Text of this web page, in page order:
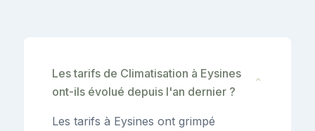
Les tarifs de Climatisation à Eysines
ont-ils évolué depuis l'an dernier ?
⌄
Les tarifs à Eysines ont grimpé